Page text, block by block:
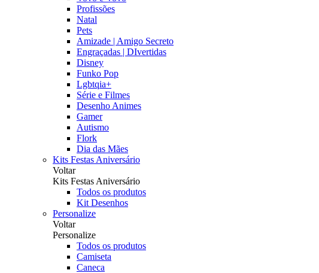
Profissões
Natal
Pets
Amizade | Amigo Secreto
Engraçadas | DIvertidas
Disney
Funko Pop
Lgbtqia+
Série e Filmes
Desenho Animes
Gamer
Autismo
Flork
Dia das Mães
Kits Festas Aniversário
Voltar
Kits Festas Aniversário
Todos os produtos
Kit Desenhos
Personalize
Voltar
Personalize
Todos os produtos
Camiseta
Caneca